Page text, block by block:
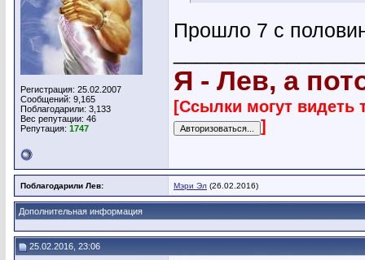
Регистрация: 25.02.2007
Сообщений: 9,165
Поблагодарили: 3,133
Вес репутации: 46
Репутация: 1747
Прошло 7 с
Я - Лев, а
[Ссылки могут видеть
]
Поблагодарили Лев: Мэри Эл (26.02.2016)
Дополнительная информация
25.02.2016, 23:06